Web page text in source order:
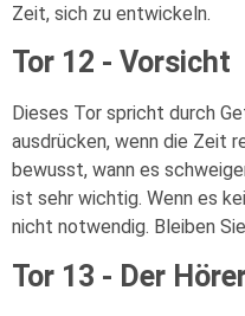
Zeit, sich zu entwickeln.
Tor 12 - Vorsicht
Dieses Tor spricht durch
ausdrücken, wenn die Zeit
bewusst, wann es
ist sehr wichtig. Wenn es
nicht notwendig. Bleiben
Tor 13 - Der